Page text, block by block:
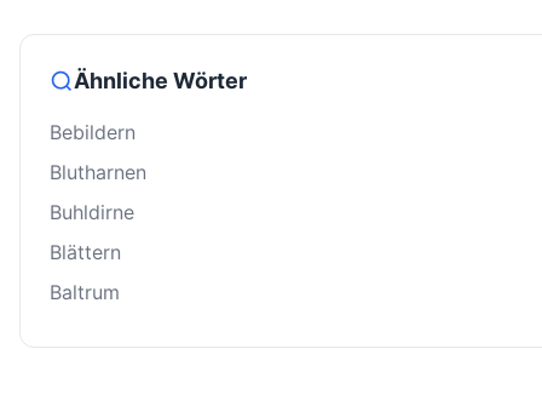
Ähnliche Wörter
Bebildern
Blutharnen
Buhldirne
Blättern
Baltrum